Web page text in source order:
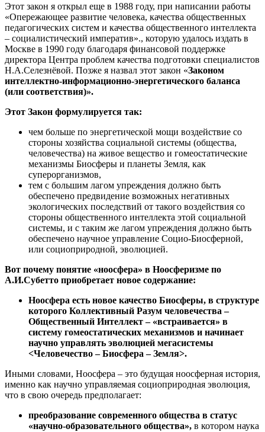
Этот закон я открыл еще в 1988 году, при написании работы
«Опережающее развитие человека, качества общественных
педагогических систем и качества общественного интеллекта
– социалистический императив»., которую удалось издать в
Москве в 1990 году благодаря финансовой поддержке
директора Центра проблем качества подготовки специалистов
Н.А.Селезнёвой. Позже я назвал этот закон «Законом
интеллектно-информационно-энергетического баланса
(или соответствия)».
Этот Закон формулируется так:
чем больше по энергетической мощи воздействие со
стороны хозяйства социальной системы (общества,
человечества) на живое вещество и гомеостатические
механизмы Биосферы и планеты Земля, как
суперорганизмов,
тем с большим лагом упреждения должно быть
обеспечено предвидение возможных негативных
экологических последствий от такого воздействия со
стороны общественного интеллекта этой социальной
системы, и с таким же лагом упреждения должно быть
обеспечено научное управление Социо-Биосферной,
или социоприродной, эволюцией.
Вот почему понятие «ноосфера» в Ноосферизме по
А.И.Субетто приобретает новое содержание:
Ноосфера есть новое качество Биосферы, в структуре
которого Коллективный Разум человечества –
Общественный Интеллект – «встраивается» в
систему гомеостатических механизмов и начинает
научно управлять эволюцией мегасистемы
<Человечество – Биосфера – Земля>.
Иными словами, Ноосфера – это будущая ноосферная история,
именно как научно управляемая социоприродная эволюция,
что в свою очередь предполагает:
преобразование современного общества в статус
«научно-образовательного общества», в котором наука